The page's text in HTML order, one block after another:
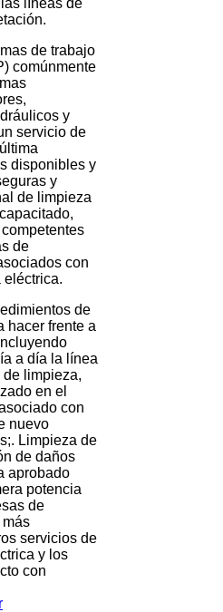
de trabajo
comúnmente
y
servicio de
disponibles y
y
de limpieza
de
con
eléctrica.
de
hacer frente a
a día la línea
limpieza,
en el
con
nuevo
Limpieza de
de daños
aprobado
potencia
de
servicios de
y los
con